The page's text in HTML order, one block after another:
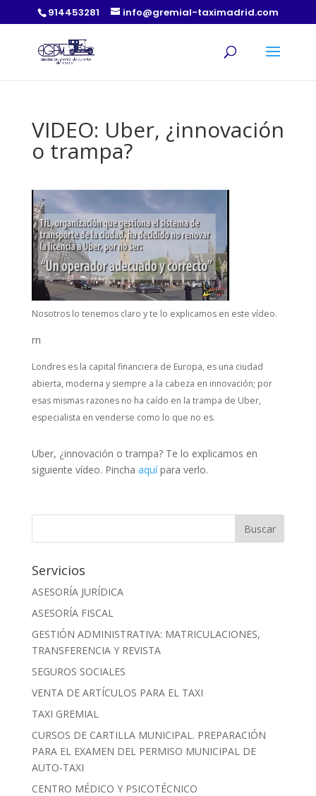
914453281 info@gremial-taximadrid.com
VIDEO: Uber, ¿innovación
o trampa?
Nosotros lo tenemos claro y te lo explicamos en este vídeo.
rn
Londres es la capital financiera de Europa, es una ciudad
abierta, moderna y siempre a la cabeza en innovación; por
esas mismas razones no ha caído en la trampa de Uber,
especialista en venderse como lo que no es.
Uber, ¿innovación o trampa? Te lo explicamos en
siguiente vídeo. Pincha aquípara verlo.
Servicios
ASESORÍA JURÍDICA
ASESORÍA FISCAL
GESTIÓN ADMINISTRATIVA: MATRICULACIONES,
TRANSFERENCIA Y REVISTA
SEGUROS SOCIALES
VENTA DE ARTÍCULOS PARA EL TAXI
TAXI GREMIAL
CURSOS DE CARTILLA MUNICIPAL. PREPARACIÓN
PARA EL EXAMEN DEL PERMISO MUNICIPAL DE
AUTO-TAXI
CENTRO MÉDICO Y PSICOTÉCNICO